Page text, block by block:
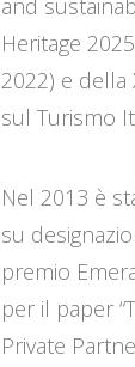
and
Heritage
2022) e della
sul Turismo
Nel 2013 è
su
premio
per il paper
Private